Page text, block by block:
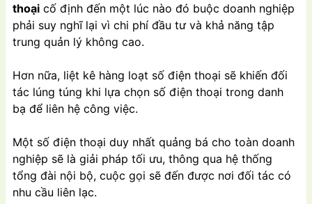
thoại cố định đến một lúc nào đó buộc doanh nghiệp
phải suy nghĩ lại vì chi phí đầu tư và khả năng tập
trung quản lý không cao.
Hơn nữa, liệt kê hàng loạt số điện thoại sẽ khiến đối
tác lúng túng khi lựa chọn số điện thoại trong danh
bạ để liên hệ công việc.
Một số điện thoại duy nhất quảng bá cho toàn doanh
nghiệp sẽ là giải pháp tối ưu, thông qua hệ thống
tổng đài nội bộ, cuộc gọi sẽ đến được nơi đối tác có
nhu cầu liên lạc.